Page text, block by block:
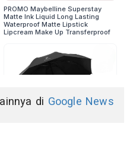
di Google News